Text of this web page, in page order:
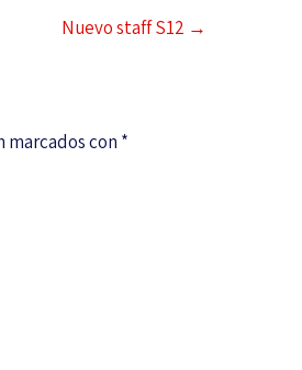
Nuevo staff S12 →
marcados con *